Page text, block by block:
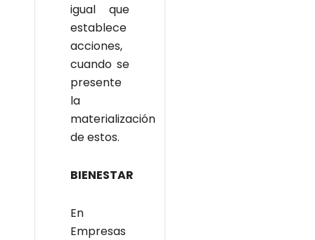
igual que
establece
acciones,
cuando se
presente
la
materialización
de estos.
BIENESTAR
En
Empresas